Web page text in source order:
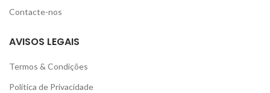
Contacte-nos
AVISOS LEGAIS
Termos & Condições
Política de Privacidade